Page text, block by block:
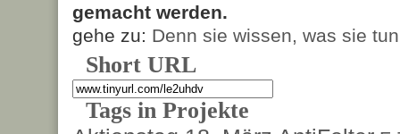
gemacht werden.
gehe zu: Denn sie wissen, was sie tun
Short URL
Tags in Projekte